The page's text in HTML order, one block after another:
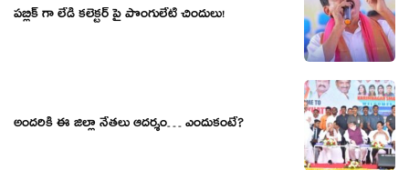
పబ్లిక్ గా లేడీ కలెక్టర్ పై పొంగులేటి చిందులు!
అందరికీ ఈ జిల్లా నేతలు ఆదర్శం… ఎందుకంటే?